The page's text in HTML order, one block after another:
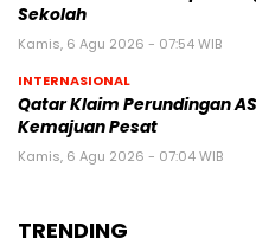
Sekolah
Kamis, 6 Agu 2026 - 07:54 WIB
INTERNASIONAL
Qatar Klaim Perundingan
Kemajuan Pesat
Kamis, 6 Agu 2026 - 07:04 WIB
TRENDING